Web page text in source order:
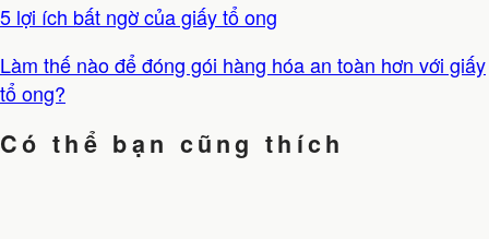
5 lợi ích bất ngờ của giấy tổ ong
Làm thế nào để đóng gói hàng hóa an toàn hơn với giấy
tổ ong?
Có thể bạn cũng thích